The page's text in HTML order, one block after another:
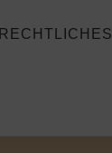
RECHTLICHES